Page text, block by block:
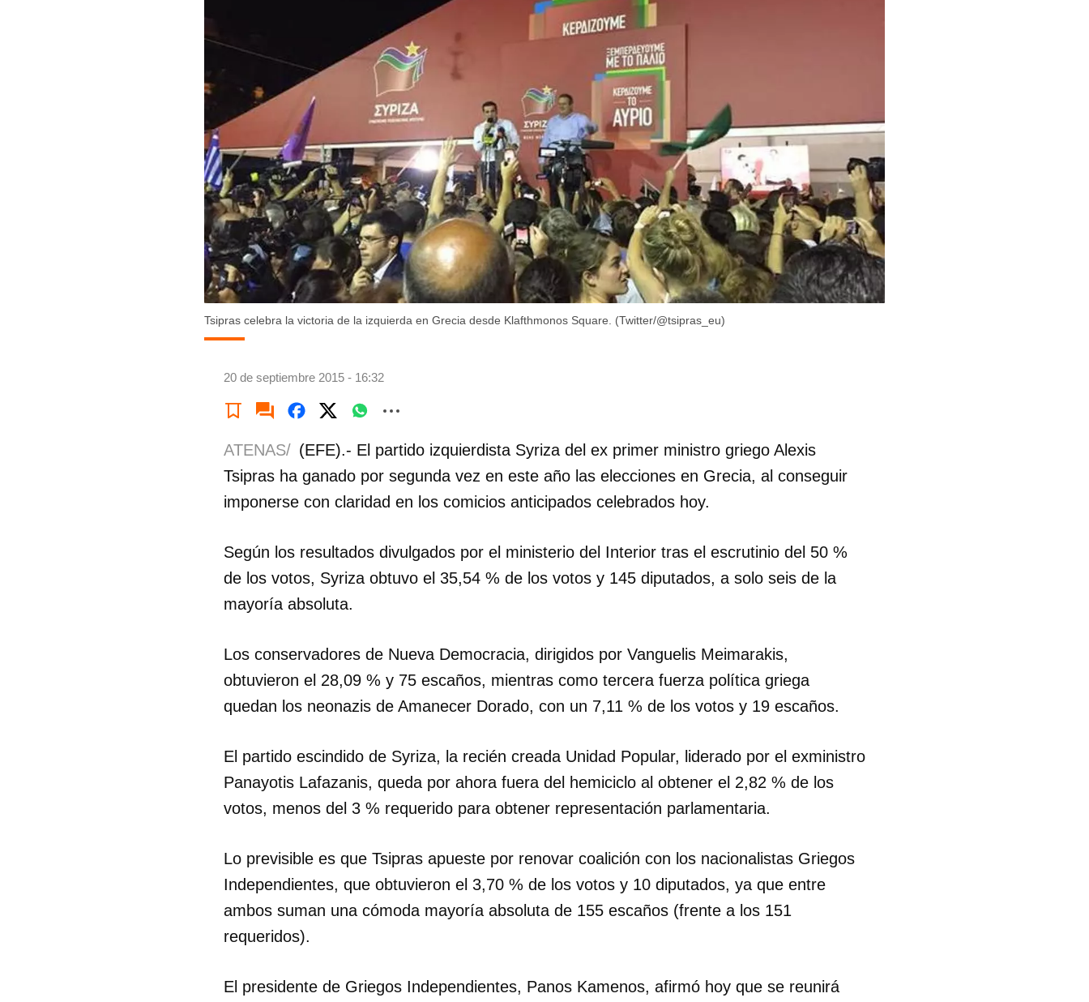
Tsipras celebra la victoria de la izquierda en Grecia desde Klafthmonos Square. (Twitter/@tsipras_eu)
20 de septiembre 2015 - 16:32
ATENAS/ (EFE).- El partido izquierdista Syriza del ex primer ministro griego Alexis
Tsipras ha ganado por segunda vez en este año las elecciones en Grecia, al conseguir
imponerse con claridad en los comicios anticipados celebrados hoy.
Según los resultados divulgados por el ministerio del Interior tras el escrutinio del 50 %
de los votos, Syriza obtuvo el 35,54 % de los votos y 145 diputados, a solo seis de la
mayoría absoluta.
Los conservadores de Nueva Democracia, dirigidos por Vanguelis Meimarakis,
obtuvieron el 28,09 % y 75 escaños, mientras como tercera fuerza política griega
quedan los neonazis de Amanecer Dorado, con un 7,11 % de los votos y 19 escaños.
El partido escindido de Syriza, la recién creada Unidad Popular, liderado por el exministro
Panayotis Lafazanis, queda por ahora fuera del hemiciclo al obtener el 2,82 % de los
votos, menos del 3 % requerido para obtener representación parlamentaria.
Lo previsible es que Tsipras apueste por renovar coalición con los nacionalistas Griegos
Independientes, que obtuvieron el 3,70 % de los votos y 10 diputados, ya que entre
ambos suman una cómoda mayoría absoluta de 155 escaños (frente a los 151
requeridos).
El presidente de Griegos Independientes, Panos Kamenos, afirmó hoy que se reunirá